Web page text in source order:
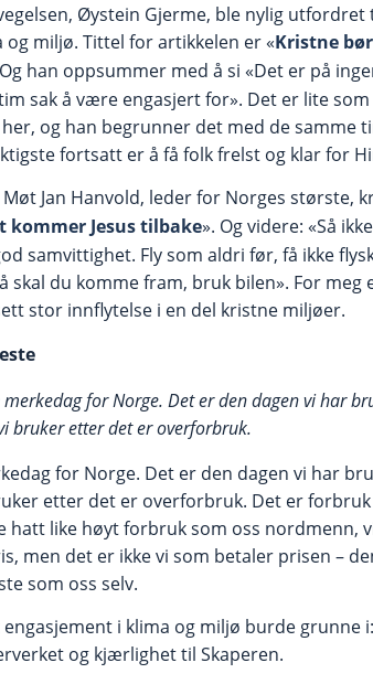
Øystein Gjerme, ble nylig utfordret
og miljø. Tittel for artikkelen er «Kristne
han oppsummer med å si «Det er på
sak å være engasjert for». Det er lite
og han begrunner det med de samme
fortsatt er å få folk frelst og klar for
Jan Hanvold, leder for Norges største,
Jesus tilbake». Og videre: «Så
samvittighet. Fly som aldri før, få ikke
skal du komme fram, bruk bilen». For meg
stor innflytelse i en del kristne miljøer.
for Norge. Det er den dagen vi har
bruker etter det er overforbruk.
for Norge. Det er den dagen vi har
etter det er overforbruk. Det er
hatt like høyt forbruk som oss nordmenn,
men det er ikke vi som betaler prisen –
som oss selv.
i klima og miljø burde
og kjærlighet til Skaperen.